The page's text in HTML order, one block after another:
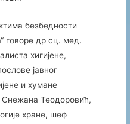
безбедности
говоре др сц. мед.
хигијене,
јавног
и хумане
Снежана Теодоровић,
хране, шеф